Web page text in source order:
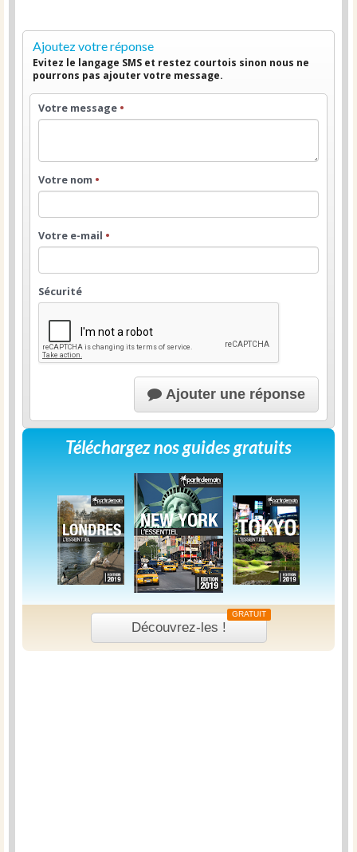
Ajoutez votre réponse
Evitez le langage SMS et restez courtois sinon nous ne
pourrons pas ajouter votre message.
Votre message •
Votre nom •
Votre e-mail •
Sécurité
Ajouter une réponse
Téléchargez nos guides gratuits
Découvrez-les !
GRATUIT